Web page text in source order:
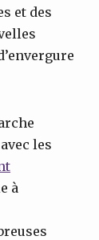
et des
les
à